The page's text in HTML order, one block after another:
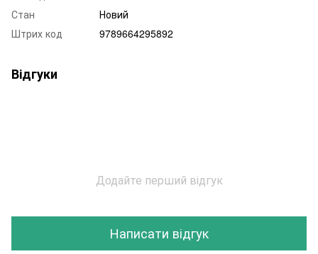
Стан
Новий
Штрих код
9789664295892
Відгуки
Додайте перший відгук
Написати відгук